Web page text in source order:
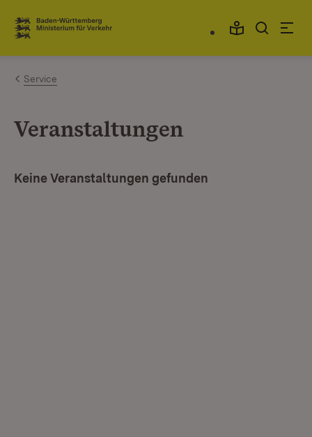
Zum Inhalt springen
Link zur Startseite
Service
Veranstaltungen
Keine Veranstaltungen gefunden